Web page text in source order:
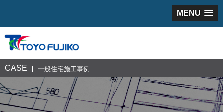
MENU
CASE 一般住宅施工事例